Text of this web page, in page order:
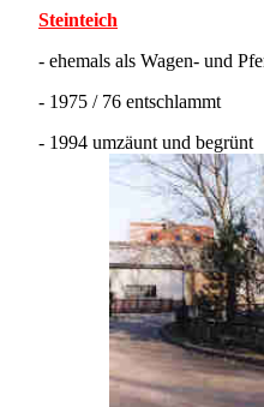
Steinteich
- ehemals als Wagen- und
- 1975 / 76 entschlammt
- 1994 umzäunt und begrünt